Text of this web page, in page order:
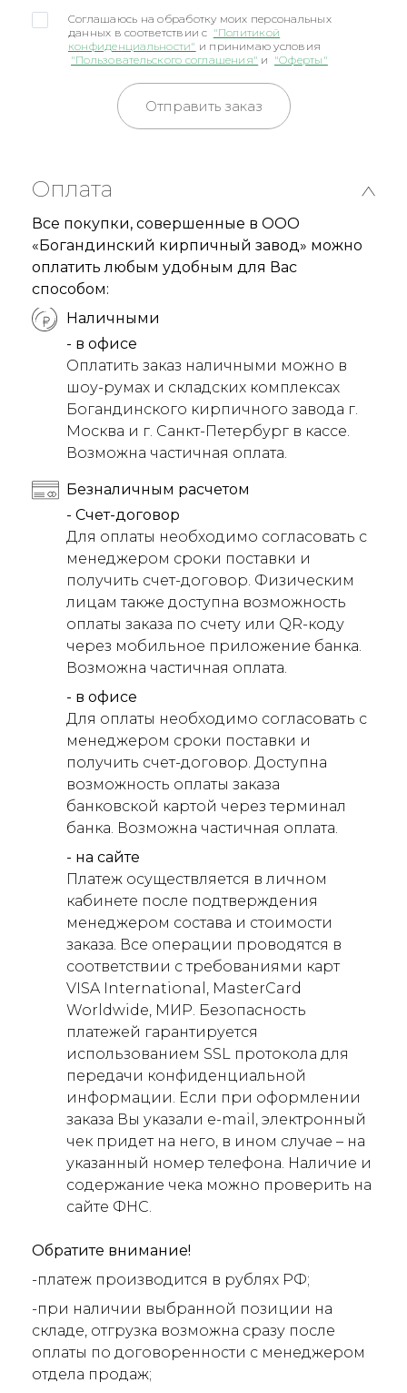
Соглашаюсь на обработку моих персональных
данных в соответствии с "Политикой
конфиденциальности" и принимаю условия
"Пользовательского соглашения" и "Оферты"
Отправить заказ
Оплата
Все покупки, совершенные в ООО
«Богандинский кирпичный завод» можно
оплатить любым удобным для Вас
способом:
Наличными
- в офисе
Оплатить заказ наличными можно в
шоу-румах и складских комплексах
Богандинского кирпичного завода г.
Москва и г. Санкт-Петербург в кассе.
Возможна частичная оплата.
Безналичным расчетом
- Счет-договор
Для оплаты необходимо согласовать с
менеджером сроки поставки и
получить счет-договор. Физическим
лицам также доступна возможность
оплаты заказа по счету или QR-коду
через мобильное приложение банка.
Возможна частичная оплата.
- в офисе
Для оплаты необходимо согласовать с
менеджером сроки поставки и
получить счет-договор. Доступна
возможность оплаты заказа
банковской картой через терминал
банка. Возможна частичная оплата.
- на сайте
Платеж осуществляется в личном
кабинете после подтверждения
менеджером состава и стоимости
заказа. Все операции проводятся в
соответствии с требованиями карт
VISA International, MasterCard
Worldwide, МИР. Безопасность
платежей гарантируется
использованием SSL протокола для
передачи конфиденциальной
информации. Если при оформлении
заказа Вы указали e-mail, электронный
чек придет на него, в ином случае – на
указанный номер телефона. Наличие и
содержание чека можно проверить на
сайте ФНС.
Обратите внимание!
-платеж производится в рублях РФ;
-при наличии выбранной позиции на
складе, отгрузка возможна сразу после
оплаты по договоренности с менеджером
отдела продаж;